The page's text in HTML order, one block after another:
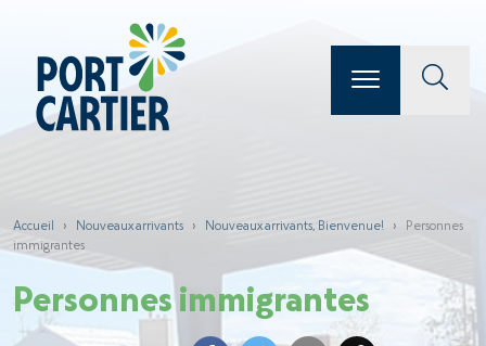
Accueil › Nouveaux arrivants › Nouveaux arrivants, Bienvenue! ›
Personnes
immigrantes
Personnes immigrantes